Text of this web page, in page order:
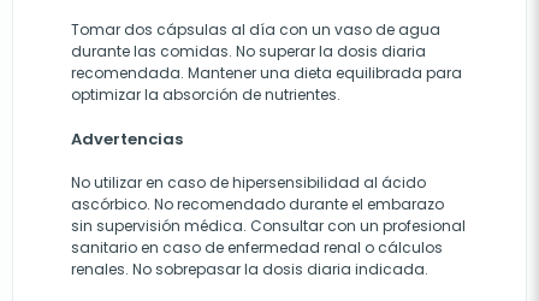
Tomar dos cápsulas al día con un vaso de agua
durante las comidas. No superar la dosis diaria
recomendada. Mantener una dieta equilibrada para
optimizar la absorción de nutrientes.
Advertencias
No utilizar en caso de hipersensibilidad al ácido
ascórbico. No recomendado durante el embarazo
sin supervisión médica. Consultar con un profesional
sanitario en caso de enfermedad renal o cálculos
renales. No sobrepasar la dosis diaria indicada.